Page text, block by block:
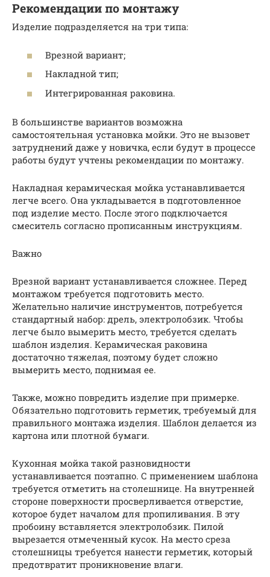
Рекомендации по монтажу
Изделие подразделяется на три типа:
Врезной вариант;
Накладной тип;
Интегрированная раковина.
В большинстве вариантов возможна
самостоятельная установка мойки. Это не вызовет
затруднений даже у новичка, если будут в процессе
работы будут учтены рекомендации по монтажу.
Накладная керамическая мойка устанавливается
легче всего. Она укладывается в подготовленное
под изделие место. После этого подключается
смеситель согласно прописанным инструкциям.
Важно
Врезной вариант устанавливается сложнее. Перед
монтажом требуется подготовить место.
Желательно наличие инструментов, потребуется
стандартный набор: дрель, электролобзик. Чтобы
легче было вымерить место, требуется сделать
шаблон изделия. Керамическая раковина
достаточно тяжелая, поэтому будет сложно
вымерить место, поднимая ее.
Также, можно повредить изделие при примерке.
Обязательно подготовить герметик, требуемый для
правильного монтажа изделия. Шаблон делается из
картона или плотной бумаги.
Кухонная мойка такой разновидности
устанавливается поэтапно. С применением шаблона
требуется отметить на столешнице. На внутренней
стороне поверхности просверливается отверстие,
которое будет началом для пропиливания. В эту
пробоину вставляется электролобзик. Пилой
вырезается отмеченный кусок. На место среза
столешницы требуется нанести герметик, который
предотвратит проникновение влаги.